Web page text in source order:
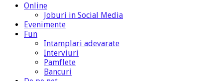
Online
Joburi in Social Media
Evenimente
Fun
Intamplari adevarate
Interviuri
Pamflete
Bancuri